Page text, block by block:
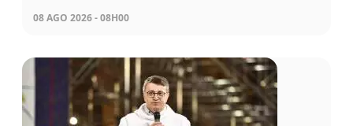
08 AGO 2026 - 08H00